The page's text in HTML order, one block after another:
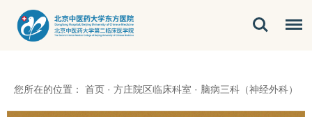
您所在的位置： 首页 · 方庄院区临床科室 · 脑病三科（神经外科）